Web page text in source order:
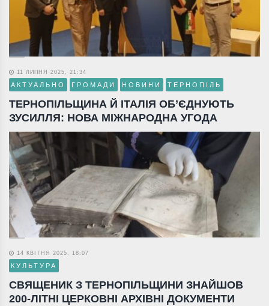
11 ЛИПНЯ 2025, 21:34
АКТУАЛЬНО ГРОМАДИ НОВИНИ ТЕРНОПІЛЬ
ТЕРНОПІЛЬЩИНА Й ІТАЛІЯ ОБ’ЄДНУЮТЬ
ЗУСИЛЛЯ: НОВА МІЖНАРОДНА УГОДА
14 КВІТНЯ 2025, 18:07
КУЛЬТУРА
СВЯЩЕНИК З ТЕРНОПІЛЬЩИНИ ЗНАЙШОВ
200-ЛІТНІ ЦЕРКОВНІ АРХІВНІ ДОКУМЕНТИ